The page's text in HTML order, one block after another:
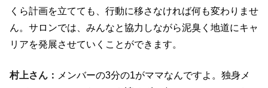
くら計画を立てても、行動に移さなければ何も変わりませ
ん。サロンでは、みんなと協力しながら泥臭く地道にキャ
リアを発展させていくことができます。
村上さん： メンバーの3分の1がママなんですよ。独身メ